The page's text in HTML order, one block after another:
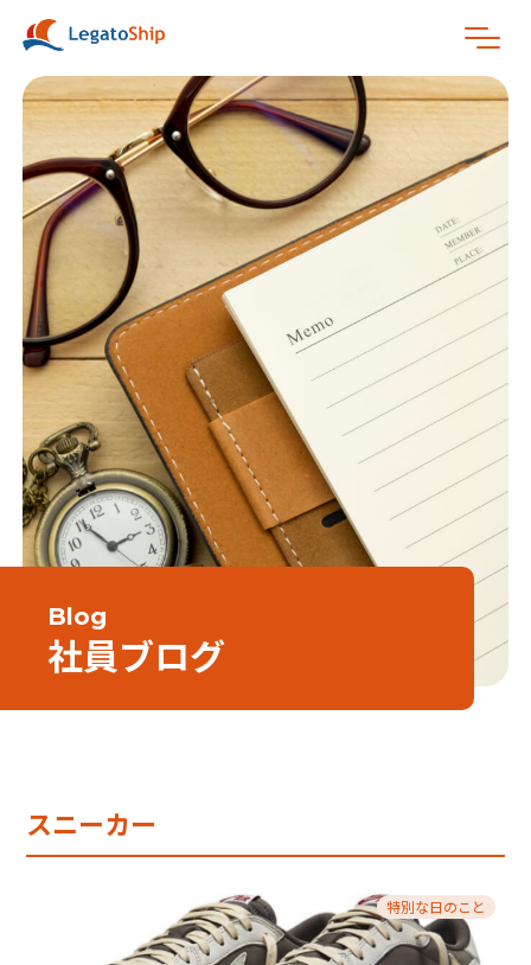
Blog
社員ブログ
スニーカー
特別な日のこと